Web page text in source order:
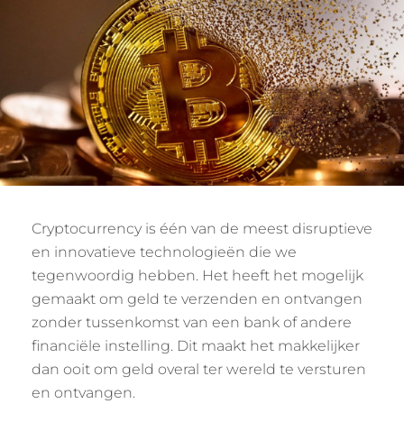
Cryptocurrency is één van de meest disruptieve
en innovatieve technologieën die we
tegenwoordig hebben. Het heeft het mogelijk
gemaakt om geld te verzenden en ontvangen
zonder tussenkomst van een bank of andere
financiële instelling. Dit maakt het makkelijker
dan ooit om geld overal ter wereld te versturen
en ontvangen.